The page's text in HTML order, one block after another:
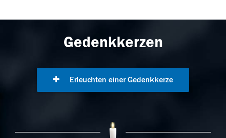
Gedenkkerzen
Erleuchten einer Gedenkkerze